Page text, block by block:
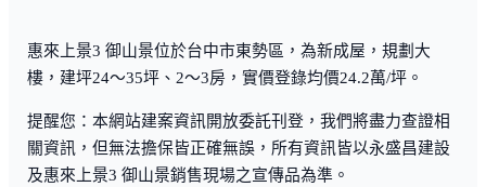
惠來上景3 御山景位於台中市東勢區，為新成屋，規劃大
樓，建坪24～35坪、2～3房，實價登錄均價24.2萬/坪。
提醒您：本網站建案資訊開放委託刊登，我們將盡力查證相
關資訊，但無法擔保皆正確無誤，所有資訊皆以永盛昌建設
及惠來上景3 御山景銷售現場之宣傳品為準。